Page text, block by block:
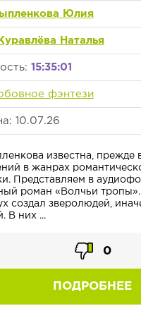
Юлия
Наталья
15:35:01
фэнтези
10.07.26
известна, прежде
в жанрах
Представляем в
роман «Волчьи
создал зверолюдей,
В них ...
ПОДРОБНЕЕ
0